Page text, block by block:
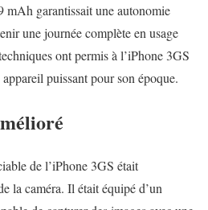
mAh garantissait une autonomie
une journée complète en usage
ont permis à l’iPhone 3GS
puissant pour son époque.
de l’iPhone 3GS était
la caméra. Il était équipé d’un